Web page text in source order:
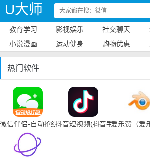
U大师
教育学习 影视娱乐 社交聊天
小说漫画
运动健身 购物优惠
热门软件
微信伴侣-自动抢红包抖音短视频(抖音手机下载)
爱乐赞（爱